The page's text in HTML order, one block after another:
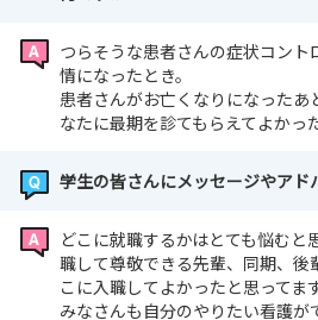
つらそうな患者さんの症状コント
情になったとき。
患者さんがお亡くなりになった
なたに最期を診てもらえてよかっ
学生の皆さんにメッセージやアド
どこに就職するかはとても悩むと
職して尊敬できる先輩、同期、後
こに入職してよかったと思ってます
みなさんも自分のやりたい看護が